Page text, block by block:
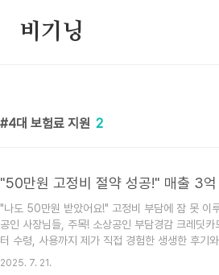
비기닝
4대 보험료 지원 2
"나도 50만원 받았어요!" 고정비 부담에 잠 못 이
공인 사장님들, 주목! 소상공인 부담경감 크레딧카
터 수령, 사용까지 제가 직접 경험한 생생한 후기
to Z로 알려드립니다!안녕하세요, 여러분! 저는 작
2025. 7. 21.